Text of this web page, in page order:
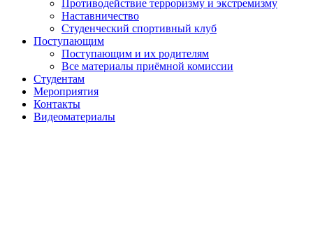
Противодействие терроризму и экстремизму
Наставничество
Студенческий спортивный клуб
Поступающим
Поступающим и их родителям
Все материалы приёмной комиссии
Студентам
Мероприятия
Контакты
Видеоматериалы